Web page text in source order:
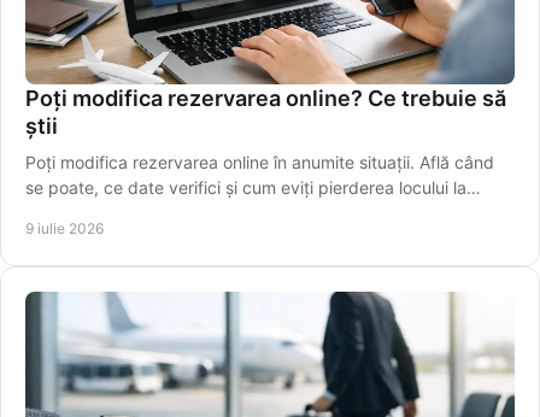
Poți modifica rezervarea online? Ce trebuie să
știi
Poți modifica rezervarea online în anumite situații. Află când
se poate, ce date verifici și cum eviți pierderea locului la
9 iulie 2026